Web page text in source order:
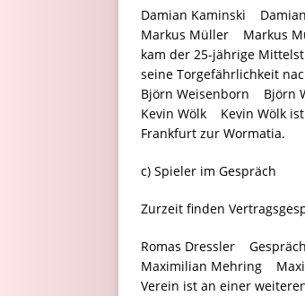
Damian Kaminski Damian
Markus Müller Markus
kam der 25-jährige
seine Torgefährlichkeit
Björn Weisenborn Björn
Kevin Wölk Kevin Wölk ist
Frankfurt zur Wormatia.
c) Spieler im Gespräch
Zurzeit finden
Romas Dressler
Maximilian Mehring
Verein ist an einer